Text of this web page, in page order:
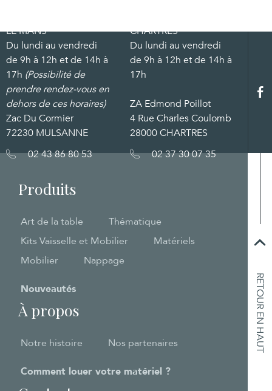
RETOUR EN HAUT
Produits
Art de la table
Thématique
Kits Vaisselle et Mobilier
Matériels
Mobilier
Nappage
Nouveautés
À propos
Notre histoire Nos partenaires
Comment louer votre matériel ?
LE MANS
Du lundi au vendredi
de 9h à 12h et de 14h à
17h (Possibilité de
prendre rendez-vous en
dehors de ces horaires)
Zac Du Cormier
72230 MULSANNE
02 43 86 80 53
CHARTRES
Du lundi au vendredi
de 9h à 12h et de 14h à
17h
ZA Edmond Poillot
4 Rue Charles Coulomb
28000 CHARTRES
02 37 30 07 35